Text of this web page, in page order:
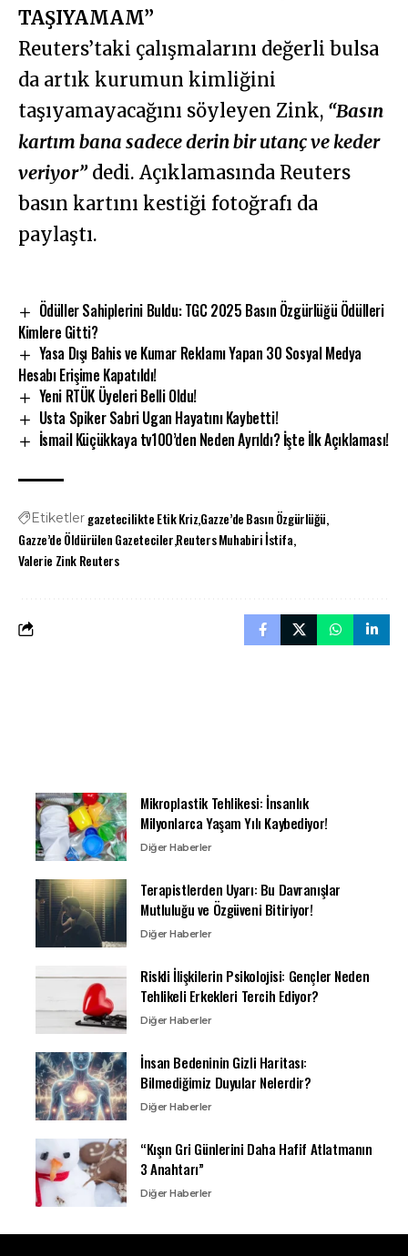
TAŞIYAMAM”
Reuters’taki çalışmalarını değerli bulsa
da artık kurumun kimliğini
taşıyamayacağını söyleyen Zink, “Basın
kartım bana sadece derin bir utanç ve keder
veriyor”dedi. Açıklamasında Reuters
basın kartını kestiği fotoğrafı da
paylaştı.
Ödüller Sahiplerini Buldu: TGC 2025 Basın Özgürlüğü Ödülleri
Kimlere Gitti?
Yasa Dışı Bahis ve Kumar Reklamı Yapan 30 Sosyal Medya
Hesabı Erişime Kapatıldı!
Yeni RTÜK Üyeleri Belli Oldu!
Usta Spiker Sabri Ugan Hayatını Kaybetti!
İsmail Küçükkaya tv100’den Neden Ayrıldı? İşte İlk Açıklaması!
Etiketler gazetecilikte Etik KrizGazze’de Basın Özgürlüğü
Gazze’de Öldürülen GazetecilerReuters Muhabiri İstifa
Valerie Zink Reuters
Mikroplastik Tehlikesi: İnsanlık
Milyonlarca Yaşam Yılı Kaybediyor!
Diğer Haberler
Terapistlerden Uyarı: Bu Davranışlar
Mutluluğu ve Özgüveni Bitiriyor!
Diğer Haberler
Riskli İlişkilerin Psikolojisi: Gençler Neden
Tehlikeli Erkekleri Tercih Ediyor?
Diğer Haberler
İnsan Bedeninin Gizli Haritası:
Bilmediğimiz Duyular Nelerdir?
Diğer Haberler
“Kışın Gri Günlerini Daha Hafif Atlatmanın
3 Anahtarı”
Diğer Haberler